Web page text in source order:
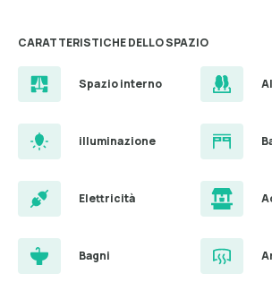
CARATTERISTICHE DELLO SPAZIO
Spazio interno
illuminazione
Elettricità
Bagni